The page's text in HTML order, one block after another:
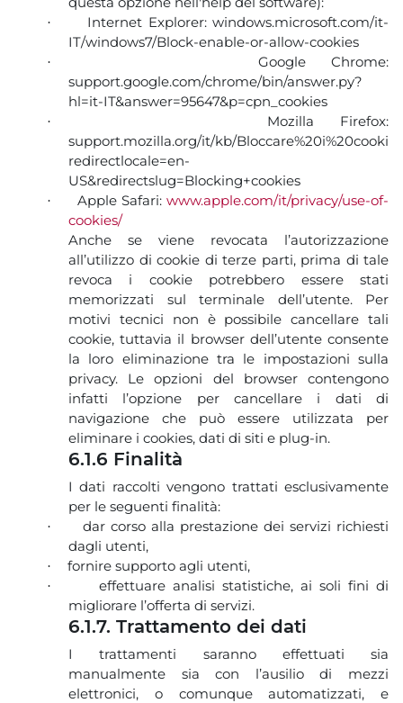
·
Internet Explorer: windows.microsoft.com/it-
IT/windows7/Block-enable-or-allow-cookies
·
Google Chrome:
support.google.com/chrome/bin/answer.py?
hl=it-IT&answer=95647&p=cpn_cookies
·
Mozilla Firefox:
support.mozilla.org/it/kb/Bloccare%20i%20cookie?
redirectlocale=en-
US&redirectslug=Blocking+cookies
· Apple Safari:www.apple.com/it/privacy/use-of-
cookies/
Anche se viene revocata l’autorizzazione
all’utilizzo di cookie di terze parti, prima di tale
revoca i cookie potrebbero essere stati
memorizzati sul terminale dell’utente. Per
motivi tecnici non è possibile cancellare tali
cookie, tuttavia il browser dell’utente consente
la loro eliminazione tra le impostazioni sulla
privacy. Le opzioni del browser contengono
infatti l’opzione per cancellare i dati di
navigazione che può essere utilizzata per
eliminare i cookies, dati di siti e plug-in.
6.1.6 Finalità
I dati raccolti vengono trattati esclusivamente
per le seguenti finalità:
·
dar corso alla prestazione dei servizi richiesti
dagli utenti,
· fornire supporto agli utenti,
·
effettuare analisi statistiche, ai soli fini di
migliorare l’offerta di servizi.
6.1.7. Trattamento dei dati
I trattamenti saranno effettuati sia
manualmente sia con l’ausilio di mezzi
elettronici, o comunque automatizzati, e